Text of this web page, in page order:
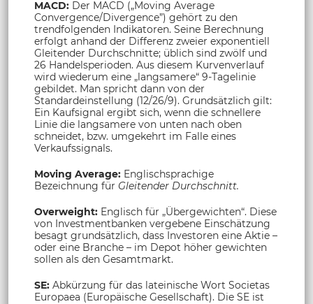
MACD: Der MACD („Moving Average
Convergence/Divergence”) gehört zu den
trendfolgenden Indikatoren. Seine Berechnung
erfolgt anhand der Differenz zweier exponentiell
Gleitender Durchschnitte; üblich sind zwölf und
26 Handelsperioden. Aus diesem Kurvenverlauf
wird wiederum eine „langsamere“ 9-Tagelinie
gebildet. Man spricht dann von der
Standardeinstellung (12/26/9). Grundsätzlich gilt:
Ein Kaufsignal ergibt sich, wenn die schnellere
Linie die langsamere von unten nach oben
schneidet, bzw. umgekehrt im Falle eines
Verkaufssignals.
Moving Average: Englischsprachige
Bezeichnung für Gleitender Durchschnitt.
Overweight: Englisch für „Übergewichten“. Diese
von Investmentbanken vergebene Einschätzung
besagt grundsätzlich, dass Investoren eine Aktie –
oder eine Branche – im Depot höher gewichten
sollen als den Gesamtmarkt.
SE: Abkürzung für das lateinische Wort Societas
Europaea (Europäische Gesellschaft). Die SE ist